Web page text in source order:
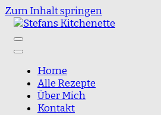
Zum Inhalt springen
Stefans Kitchenette
Home
Alle Rezepte
Über Mich
Kontakt